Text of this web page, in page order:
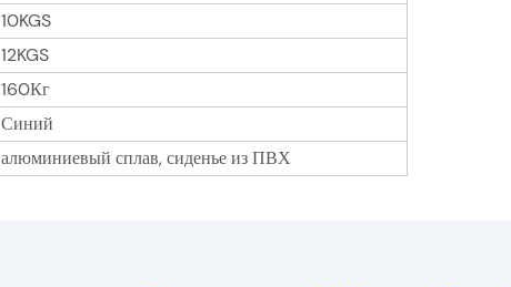
10KGS
12KGS
160Кг
Синий
алюминиевый сплав, сиденье из ПВХ